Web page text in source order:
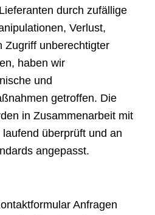
durch zufällige
Verlust,
Zugriff unberechtigter
haben wir
und
getroffen. Die
in Zusammenarbeit mit
überprüft und an
angepasst.
Anfragen